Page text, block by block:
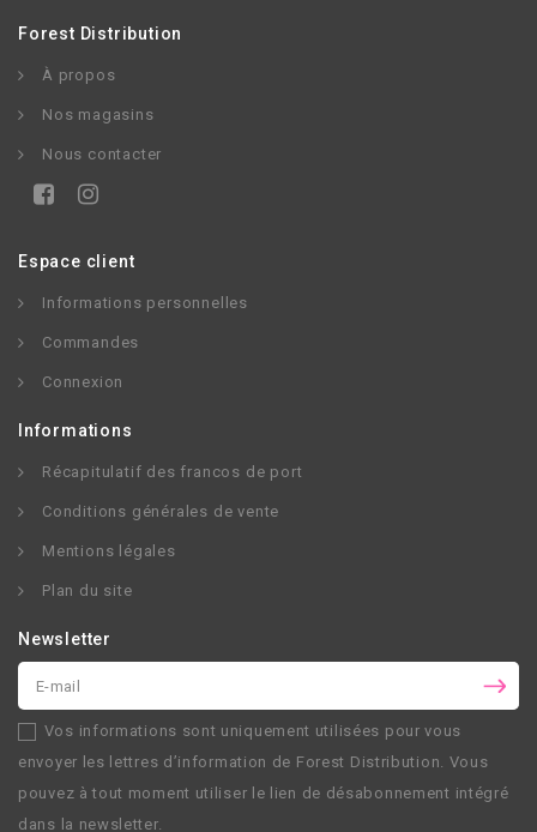
Forest Distribution
À propos
Nos magasins
Nous contacter
Espace client
Informations personnelles
Commandes
Connexion
Informations
Récapitulatif des francos de port
Conditions générales de vente
Mentions légales
Plan du site
Newsletter
Vos informations sont uniquement utilisées pour vous
envoyer les lettres d’information de Forest Distribution. Vous
pouvez à tout moment utiliser le lien de désabonnement intégré
dans la newsletter.